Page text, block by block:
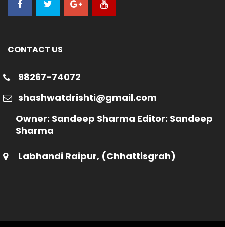
CONTACT US
98267-74072
shashwatdrishti@gmail.com
Owner: Sandeep Sharma Editor: Sandeep
Sharma
Labhandi Raipur, (Chhattisgrah)